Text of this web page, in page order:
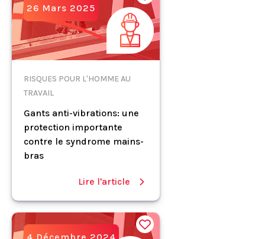
26 Mars 2025
RISQUES POUR L'HOMME AU
TRAVAIL
Gants anti-vibrations: une
protection importante
contre le syndrome mains-
bras
Lire l'article